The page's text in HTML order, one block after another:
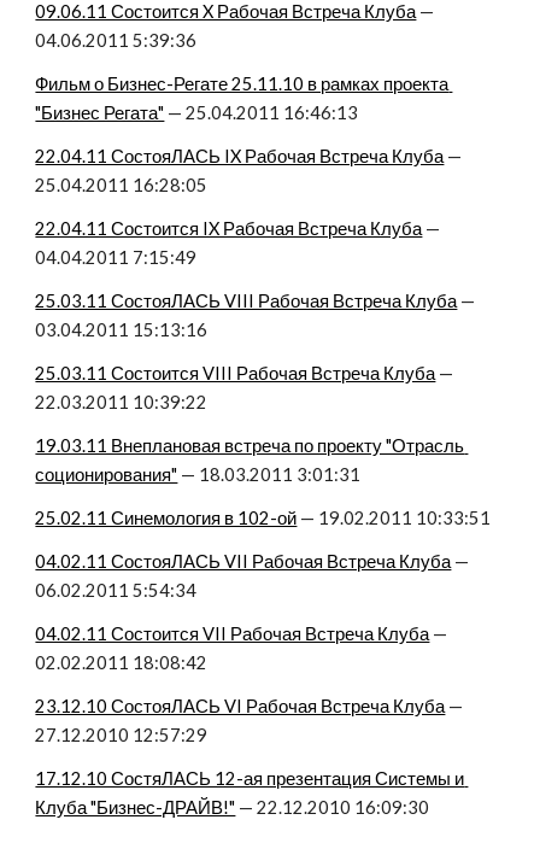
09.06.11 Состоится X Рабочая Встреча Клуба —
04.06.2011 5:39:36
Фильм о Бизнес-Регате 25.11.10 в рамках проекта
"Бизнес Регата" — 25.04.2011 16:46:13
22.04.11 СостояЛАСЬ IX Рабочая Встреча Клуба —
25.04.2011 16:28:05
22.04.11 Состоится IX Рабочая Встреча Клуба —
04.04.2011 7:15:49
25.03.11 СостояЛАСЬ VIII Рабочая Встреча Клуба —
03.04.2011 15:13:16
25.03.11 Состоится VIII Рабочая Встреча Клуба —
22.03.2011 10:39:22
19.03.11 Внеплановая встреча по проекту "Отрасль
соционирования" — 18.03.2011 3:01:31
25.02.11 Синемология в 102-ой — 19.02.2011 10:33:51
04.02.11 СостояЛАСЬ VII Рабочая Встреча Клуба —
06.02.2011 5:54:34
04.02.11 Состоится VII Рабочая Встреча Клуба —
02.02.2011 18:08:42
23.12.10 СостояЛАСЬ VI Рабочая Встреча Клуба —
27.12.2010 12:57:29
17.12.10 СостяЛАСЬ 12-ая презентация Системы и
Клуба "Бизнес-ДРАЙВ!" — 22.12.2010 16:09:30